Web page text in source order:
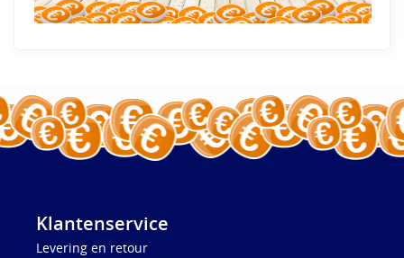
Klantenservice
Levering en retour